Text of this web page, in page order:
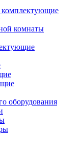
комнаты
оборудования